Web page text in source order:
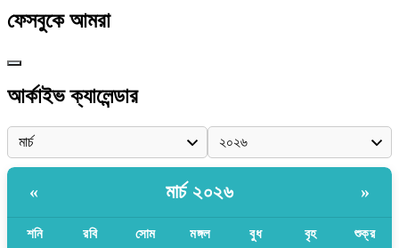
ফেসবুকে আমরা
আর্কাইভ ক্যালেন্ডার
« মার্চ ২০২৬ »
শনি রবি সোম মঙ্গল বুধ বৃহ শুক্র